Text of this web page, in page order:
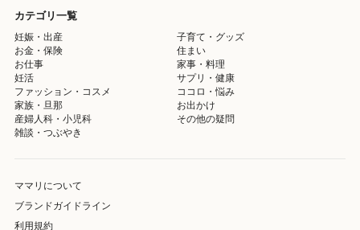
カテゴリ一覧
妊娠・出産
子育て・グッズ
お金・保険
住まい
お仕事
家事・料理
妊活
サプリ・健康
ファッション・コスメ
ココロ・悩み
家族・旦那
お出かけ
産婦人科・小児科
その他の疑問
雑談・つぶやき
ママリについて
ブランドガイドライン
利用規約